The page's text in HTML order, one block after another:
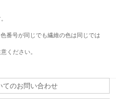
番号が同じでも繊維の色は同じでは
ください。
てのお問い合わせ